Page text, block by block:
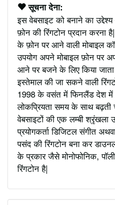
सूचना देना:
इस वेबसाइट को बनाने का उद्देश्य
फ़ोन की रिंगटोन प्रदान करना
के फ़ोन पर आने वाली मोबाइल
उपयोग अपने मोबाइल फ़ोन पर
आने पर बजने के लिए किया जाता
इस्तेमाल की जा सकने वाली
1998 के वसंत में फिनलैंड देश
लोकप्रियता समय के साथ
वेबसाइटों की एक लम्बी श्रृंखला
प्रयोगकर्ता डिजिटल संगीत
पसंद की रिंगटोन बना कर
के प्रकार जैसे मोनोफोनिक,
रिंगटोन है|